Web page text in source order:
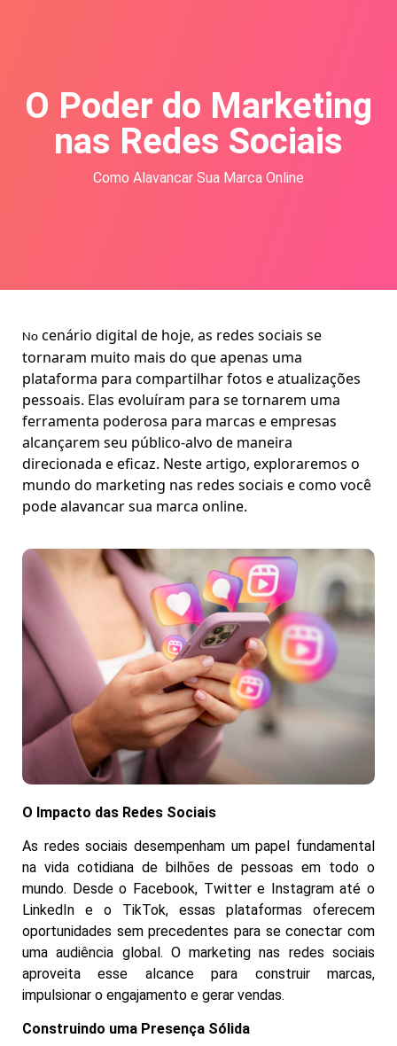
O Poder do Marketing
nas Redes Sociais
Como Alavancar Sua Marca Online
No cenário digital de hoje, as redes sociais se
tornaram muito mais do que apenas uma
plataforma para compartilhar fotos e atualizações
pessoais. Elas evoluíram para se tornarem uma
ferramenta poderosa para marcas e empresas
alcançarem seu público-alvo de maneira
direcionada e eficaz. Neste artigo, exploraremos o
mundo do marketing nas redes sociais e como você
pode alavancar sua marca online.
O Impacto das Redes Sociais
As redes sociais desempenham um papel fundamental
na vida cotidiana de bilhões de pessoas em todo o
mundo. Desde o Facebook, Twitter e Instagram até o
LinkedIn e o TikTok, essas plataformas oferecem
oportunidades sem precedentes para se conectar com
uma audiência global. O marketing nas redes sociais
aproveita esse alcance para construir marcas,
impulsionar o engajamento e gerar vendas.
Construindo uma Presença Sólida